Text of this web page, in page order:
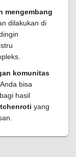
mengembang
dilakukan di
komunitas
Anda bisa
hasil
yang